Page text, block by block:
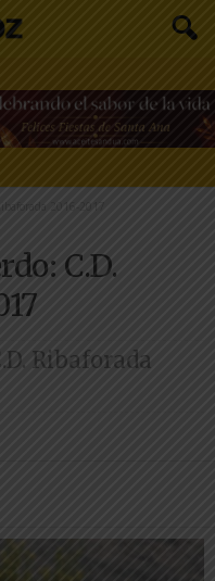
2016-2017
C.D.
Ribaforada